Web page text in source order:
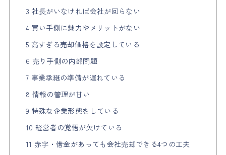
3 社長がいなければ会社が回らない
4 買い手側に魅力やメリットがない
5 高すぎる売却価格を設定している
6 売り手側の内部問題
7 事業承継の準備が遅れている
8 情報の管理が甘い
9 特殊な企業形態をしている
10 経営者の覚悟が欠けている
11 赤字・借金があっても会社売却できる4つの工夫